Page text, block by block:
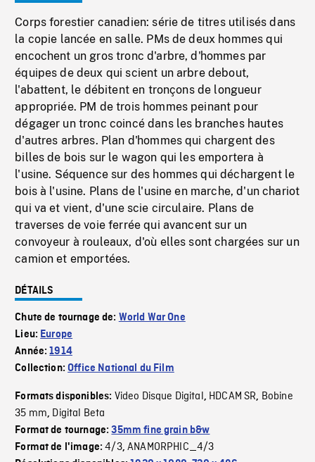
Corps forestier canadien: série de titres utilisés dans
la copie lancée en salle. PMs de deux hommes qui
encochent un gros tronc d'arbre, d'hommes par
équipes de deux qui scient un arbre debout,
l'abattent, le débitent en tronçons de longueur
appropriée. PM de trois hommes peinant pour
dégager un tronc coincé dans les branches hautes
d'autres arbres. Plan d'hommes qui chargent des
billes de bois sur le wagon qui les emportera à
l'usine. Séquence sur des hommes qui déchargent le
bois à l'usine. Plans de l'usine en marche, d'un chariot
qui va et vient, d'une scie circulaire. Plans de
traverses de voie ferrée qui avancent sur un
convoyeur à rouleaux, d'où elles sont chargées sur un
camion et emportées.
DÉTAILS
Chute de tournage de: World War One
Lieu: Europe
Année:1914
Collection:Office National du Film
Formats disponibles: Video Disque Digital, HDCAM SR, Bobine
35 mm, Digital Beta
Format de tournage:35mm fine grain b&w
Format de l'image:4/3,ANAMORPHIC_4/3